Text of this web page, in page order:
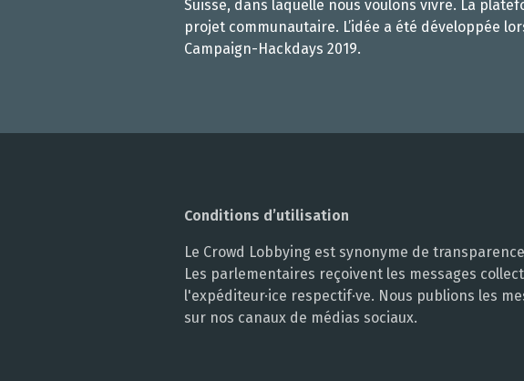
Suisse, dans laquelle nous voulons vivre. La
projet communautaire. L’idée a été développée
Campaign-Hackdays 2019.
Conditions d’utilisation
Le Crowd Lobbying est synonyme de
Les parlementaires reçoivent les messages
l'expéditeur·ice respectif·ve. Nous publions les
sur nos canaux de médias sociaux.